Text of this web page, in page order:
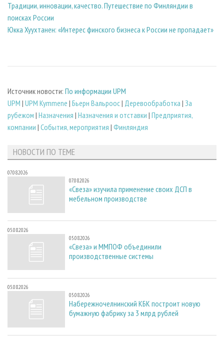
Традиции, инновации, качество. Путешествие по Финляндии в
поисках России
Юкка Хуухтанен: «Интерес финского бизнеса к России не пропадает»
Источник новости: По информации UPM
UPM | UPM Kymmene | Бьерн Вальроос| Деревообработка | За
рубежом | Назначения | Назначения и отставки | Предприятия,
компании | События, мероприятия | Финляндия
НОВОСТИ ПО ТЕМЕ
07.08.2026
07.08.2026
«Свеза» изучила применение своих ДСП в
мебельном производстве
05.08.2026
05.08.2026
«Свеза» и ММПОФ объединили
производственные системы
05.08.2026
05.08.2026
Набережночелнинский КБК построит новую
бумажную фабрику за 3 млрд рублей